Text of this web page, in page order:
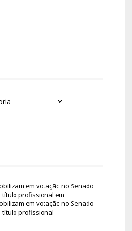
em votação no Senado
título profissional em
em votação no Senado
título profissional